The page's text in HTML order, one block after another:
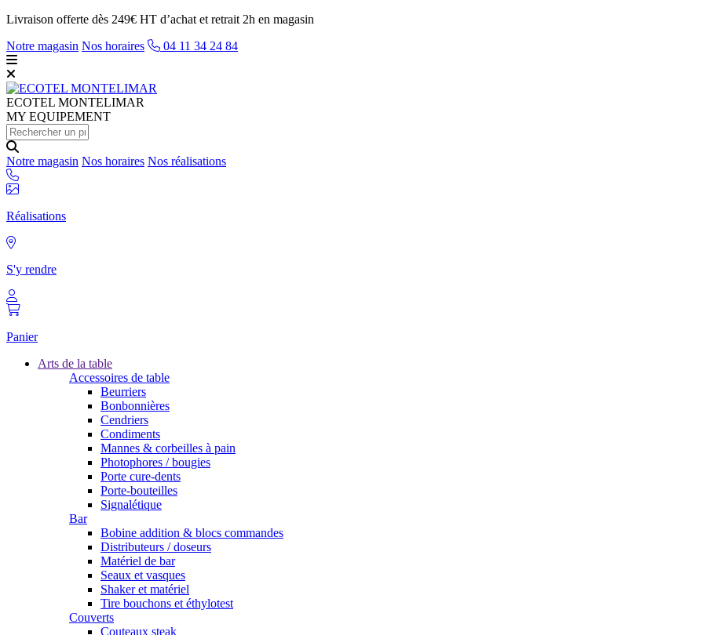
Livraison offerte dès 249€ HT d’achat et retrait 2h en magasin
Notre magasin Nos horaires 04 11 34 24 84
ECOTEL MONTELIMAR
MY EQUIPEMENT
Notre magasin Nos horaires Nos réalisations
Réalisations
S'y rendre
Panier
Arts de la table
Accessoires de table
Beurriers
Bonbonnières
Cendriers
Condiments
Mannes & corbeilles à pain
Photophores / bougies
Porte cure-dents
Porte-bouteilles
Signalétique
Bar
Bobine addition & blocs commandes
Distributeurs / doseurs
Matériel de bar
Seaux et vasques
Shaker et matériel
Tire bouchons et éthylotest
Couverts
Couteaux steak